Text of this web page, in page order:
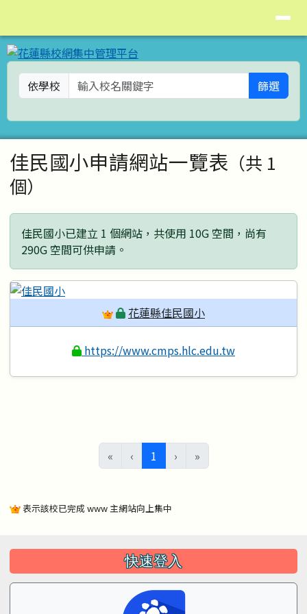
依學校 篩選
主內容區域
佳民國小申請網站一覽表 （共 1
個）
佳民國小已建立 1 個網站，共使用 10G 空間，尚有
290G 空間可供申請。
花蓮縣佳民國小
https://www.cmps.hlc.edu.tw
« ‹ 1 (目前頁次)
› »
表示該校已完成 www 主網站向上集中
左邊區域內容 快速登入
頁尾區域